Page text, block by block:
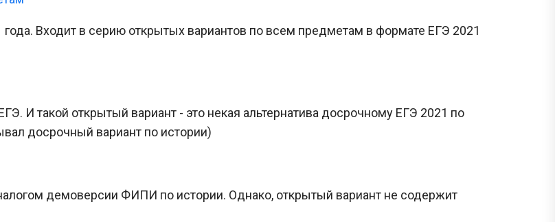
Входит в серию открытых вариантов по всем предметам в формате ЕГЭ 2021
И такой открытый вариант - это некая альтернатива досрочному ЕГЭ 2021 по
досрочный вариант по истории)
демоверсии ФИПИ по истории. Однако, открытый вариант не содержит